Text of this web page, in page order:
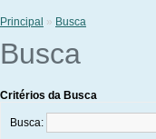
Principal » Busca
Busca
Critérios da Busca
Busca: